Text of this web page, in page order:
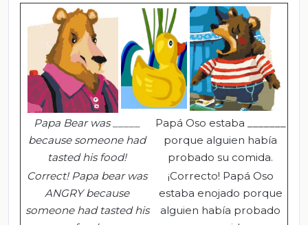
Papa Bear was _____
because someone had
tasted his food!
Papá Oso estaba _______
porque alguien había
probado su comida.
Correct!Papa bear was
ANGRY because
someone had tasted his
¡Correcto! Papá Oso
estaba enojado porque
alguien había probado